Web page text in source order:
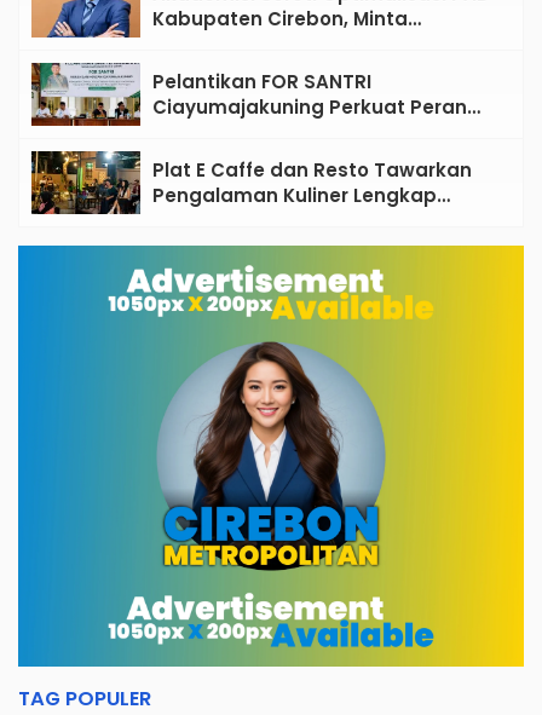
Kabupaten Cirebon, Minta
Sekadar Wacana
Pelantikan FOR SANTRI
Ciayumajakuning Perkuat Peran
Umat
Plat E Caffe dan Resto Tawarkan
Pengalaman Kuliner Lengkap
Cirebon
TAG POPULER